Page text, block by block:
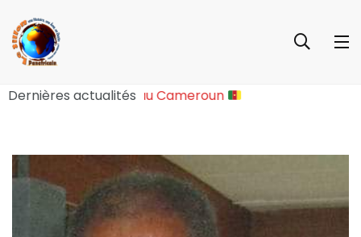
Dernières actualitésMajeure au Cameroun